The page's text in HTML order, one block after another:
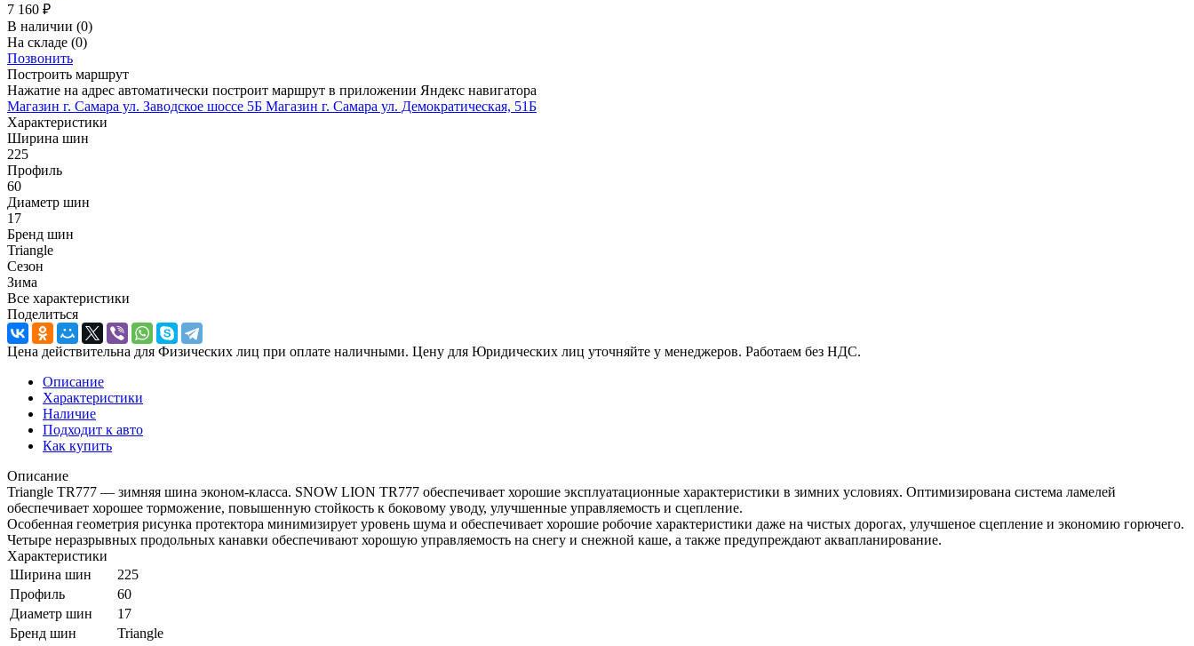
7 160 ₽
В наличии (0)
На складе (0)
Позвонить
Построить маршрут
Нажатие на адрес автоматически построит маршрут в приложении Яндекс навигатора
Магазин г. Самара ул. Заводское шоссе 5Б Магазин г. Самара ул. Демократическая, 51Б
Характеристики
Ширина шин
225
Профиль
60
Диаметр шин
17
Бренд шин
Triangle
Сезон
Зима
Все характеристики
Поделиться
Цена действительна для Физических лиц при оплате наличными. Цену для Юридических лиц уточняйте у менеджеров. Работаем без НДС.
Описание
Характеристики
Наличие
Подходит к авто
Как купить
Описание
Triangle TR777 — зимняя шина эконом-класса. SNOW LION TR777 обеспечивает хорошие эксплуатационные характеристики в зимних условиях. Оптимизирована система ламелей
обеспечивает хорошее торможение, повышенную стойкость к боковому уводу, улучшенные управляемость и сцепление.
Особенная геометрия рисунка протектора минимизирует уровень шума и обеспечивает хорошие робочие характеристики даже на чистых дорогах, улучшеное сцепление и экономию горючего.
Четыре неразрывных продольных канавки обеспечивают хорошую управляемость на снегу и снежной каше, а также предупреждают аквапланирование.
Характеристики
Ширина шин
225
Профиль
60
Диаметр шин
17
Бренд шин
Triangle